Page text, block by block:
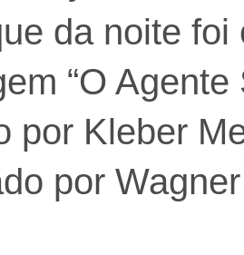
da noite foi
“O Agente
por Kleber
por